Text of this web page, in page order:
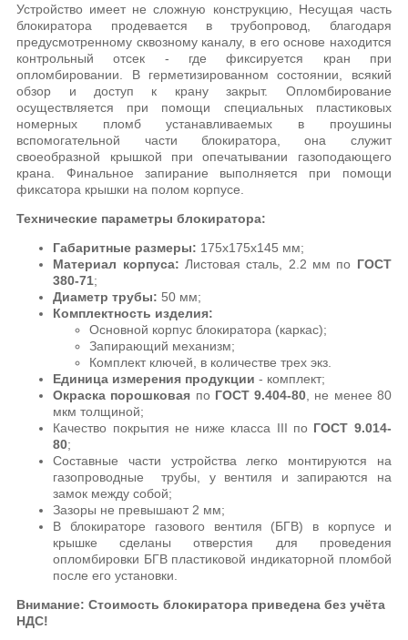
Устройство имеет не сложную конструкцию, Несущая часть
блокиратора продевается в трубопровод, благодаря
предусмотренному сквозному каналу, в его основе находится
контрольный отсек - где фиксируется кран при
опломбировании. В герметизированном состоянии, всякий
обзор и доступ к крану закрыт. Опломбирование
осуществляется при помощи специальных пластиковых
номерных пломб устанавливаемых в проушины
вспомогательной части блокиратора, она служит
своеобразной крышкой при опечатывании газоподающего
крана. Финальное запирание выполняется при помощи
фиксатора крышки на полом корпусе.
Технические параметры блокиратора:
Габаритные размеры: 175х175х145 мм;
Материал корпуса: Листовая сталь, 2.2 мм по ГОСТ
380-71;
Диаметр трубы: 50 мм;
Комплектность изделия:
Основной корпус блокиратора (каркас);
Запирающий механизм;
Комплект ключей, в количестве трех экз.
Единица измерения продукции - комплект;
Окраска порошковая по ГОСТ 9.404-80 , не менее 80
мкм толщиной;
Качество покрытия не ниже класса III по ГОСТ 9.014-
80;
Составные части устройства легко монтируются на
газопроводные трубы, у вентиля и запираются на
замок между собой;
Зазоры не превышают 2 мм;
В блокираторе газового вентиля (БГВ) в корпусе и
крышке сделаны отверстия для проведения
опломбировки БГВ пластиковой индикаторной пломбой
после его установки.
Внимание: Стоимость блокиратора приведена без учёта
НДС!